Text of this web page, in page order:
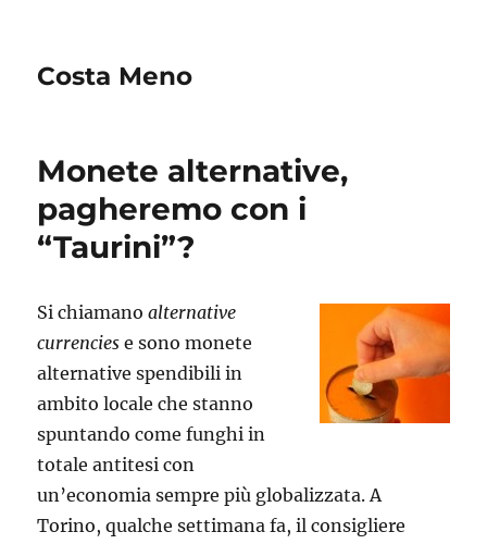
Costa Meno
Monete alternative,
pagheremo con i
“Taurini”?
Si chiamanoalternative
currencies e sono monete
alternative spendibili in
ambito locale che stanno
spuntando come funghi in
totale antitesi con
un’economia sempre più globalizzata. A
Torino, qualche settimana fa, il consigliere